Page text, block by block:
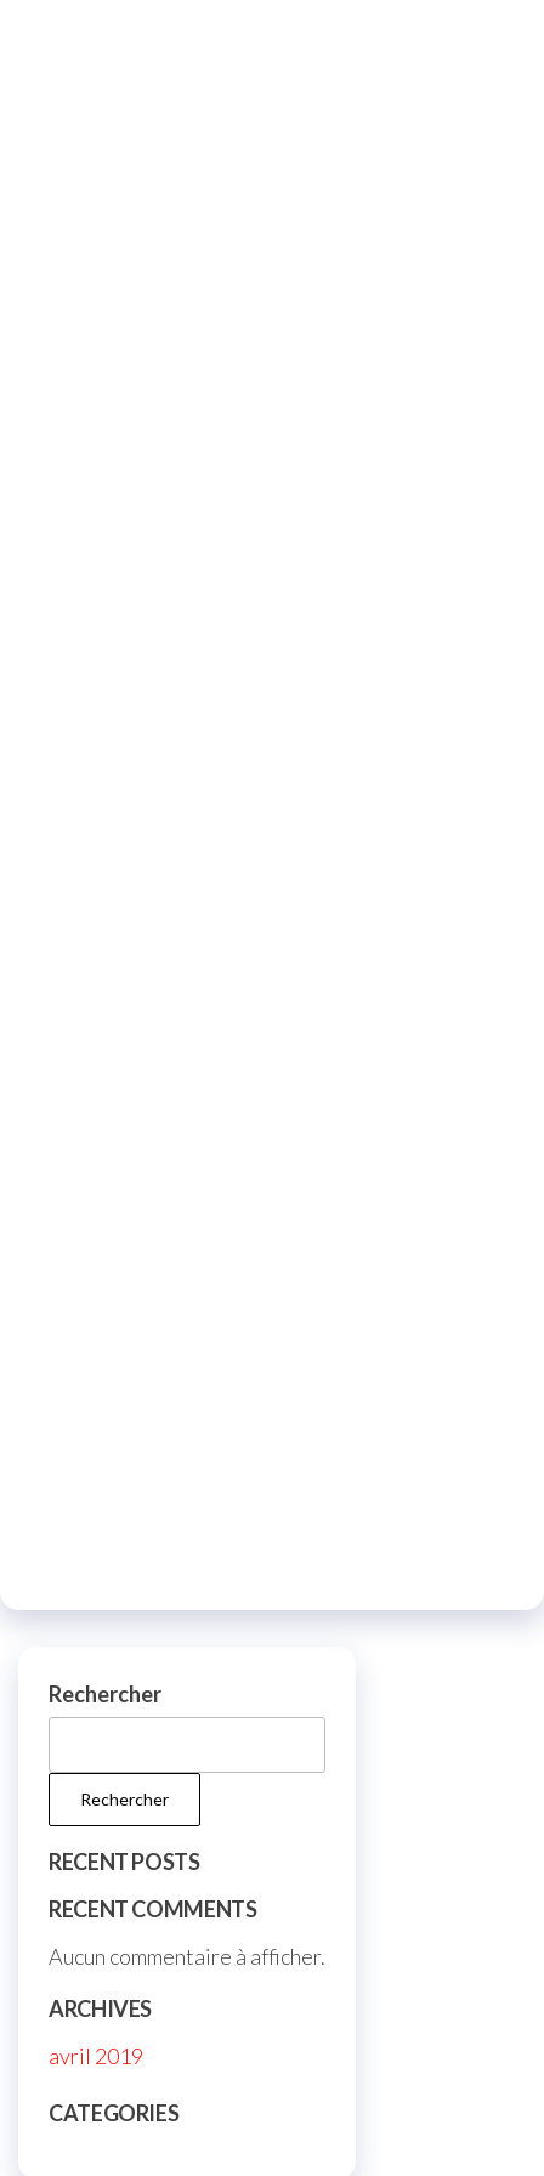
Rechercher
Rechercher
RECENT POSTS
RECENT COMMENTS
Aucun commentaire à afficher.
ARCHIVES
avril 2019
CATEGORIES